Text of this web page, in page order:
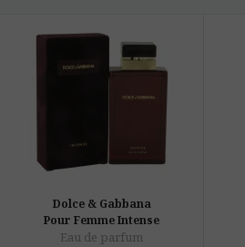
Dolce & Gabbana
Pour Femme Intense
Eau de parfum